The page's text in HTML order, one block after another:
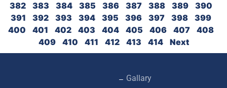
382
383 384 385 386 387 388 389
390
391
392 393 394 395 396 397 398
399
400
401 402 403 404 405 406 407
408
409
410 411 412 413 414 Next
Gallary